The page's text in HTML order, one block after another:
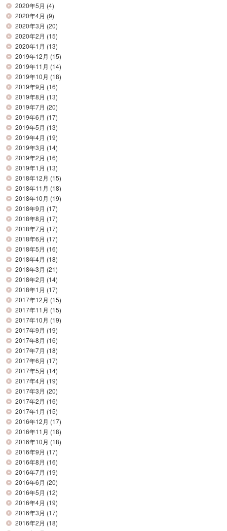
2020年5月 (4)
2020年4月 (9)
2020年3月 (20)
2020年2月 (15)
2020年1月 (13)
2019年12月 (15)
2019年11月 (14)
2019年10月 (18)
2019年9月 (16)
2019年8月 (13)
2019年7月 (20)
2019年6月 (17)
2019年5月 (13)
2019年4月 (19)
2019年3月 (14)
2019年2月 (16)
2019年1月 (13)
2018年12月 (15)
2018年11月 (18)
2018年10月 (19)
2018年9月 (17)
2018年8月 (17)
2018年7月 (17)
2018年6月 (17)
2018年5月 (16)
2018年4月 (18)
2018年3月 (21)
2018年2月 (14)
2018年1月 (17)
2017年12月 (15)
2017年11月 (15)
2017年10月 (19)
2017年9月 (19)
2017年8月 (16)
2017年7月 (18)
2017年6月 (17)
2017年5月 (14)
2017年4月 (19)
2017年3月 (20)
2017年2月 (16)
2017年1月 (15)
2016年12月 (17)
2016年11月 (18)
2016年10月 (18)
2016年9月 (17)
2016年8月 (16)
2016年7月 (19)
2016年6月 (20)
2016年5月 (12)
2016年4月 (19)
2016年3月 (17)
2016年2月 (18)